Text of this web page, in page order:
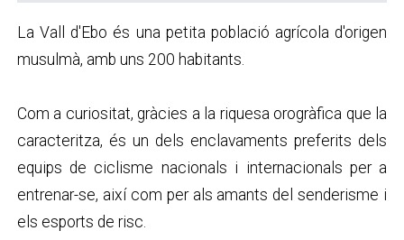
La Vall d'Ebo és una petita població agrícola d'origen
musulmà, amb uns 200 habitants.
Com a curiositat, gràcies a la riquesa orogràfica que la
caracteritza, és un dels enclavaments preferits dels
equips de ciclisme nacionals i internacionals per a
entrenar-se, així com per als amants del senderisme i
els esports de risc.